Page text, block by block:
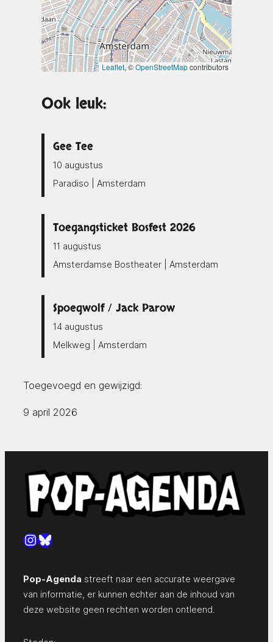
Leaflet, ©OpenStreetMapcontributors
Ook leuk:
Gee Tee
10 augustus
Paradiso | Amsterdam
Toegangsticket Bosfest 2026
11 augustus
Amsterdamse Bostheater | Amsterdam
Spoegwolf / Jack Parow
14 augustus
Melkweg | Amsterdam
Toegevoegd en gewijzigd:
9 april 2026
Instagram
Bluesky
Pop-Agenda streeft naar een accurate weergave
van informatie, er kunnen echter aan de inhoud van
deze website geen rechten worden ontleend.